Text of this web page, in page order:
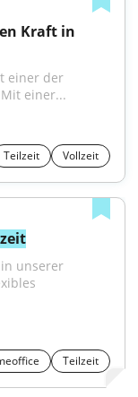
einer der
einer...
Teilzeit Vollzeit
in unserer
Teilzeit